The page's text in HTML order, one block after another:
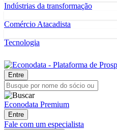
Indústrias da transformação
Comércio Atacadista
Tecnologia
Entre
Econodata Premium
Entre
Fale com um especialista